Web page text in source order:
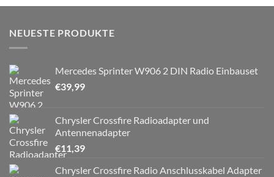
NEUESTE PRODUKTE
Mercedes Sprinter W906 2 DIN Radio Einbauset
€39,99
Chrysler Crossfire Radioadapter und
Antennenadapter
€11,39
Chrysler Crossfire Radio Anschlusskabel Adapter